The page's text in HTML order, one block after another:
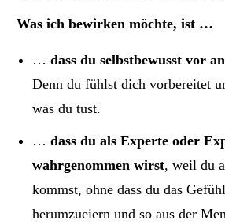
Was ich bewirken möchte, ist …
… dass du selbstbewusst vor
Denn du fühlst dich vorbereitet
was du tust.
… dass du als Experte oder
wahrgenommen wirst, weil du
kommst, ohne dass du das
herumzueiern und so aus der